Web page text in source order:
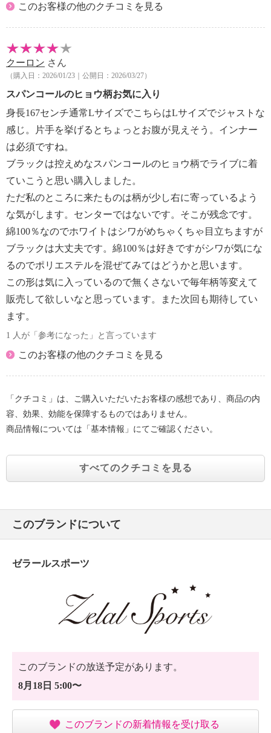
このお客様の他のクチコミを見る
クーロン さん
（購入日：2026/01/23｜公開日：2026/03/27）
スパンコールのヒョウ柄お気に入り
身長167センチ通常LサイズでこちらはLサイズでジャストな
感じ。片手を挙げるとちょっとお腹が見えそう。インナー
は必須ですね。
ブラックは控えめなスパンコールのヒョウ柄でライブに着
ていこうと思い購入しました。
ただ私のところに来たものは柄が少し右に寄っているよう
な気がします。センターではないです。そこが残念です。
綿100％なのでホワイトはシワがめちゃくちゃ目立ちますが
ブラックは大丈夫です。綿100％は好きですがシワが気にな
るのでポリエステルを混ぜてみてはどうかと思います。
この形は気に入っているので無くさないで毎年柄等変えて
販売して欲しいなと思っています。また次回も期待してい
ます。
1 人が「参考になった」と言っています
このお客様の他のクチコミを見る
「クチコミ」は、ご購入いただいたお客様の感想であり、商品の内
容、効果、効能を保障するものではありません。
商品情報については「基本情報」にてご確認ください。
すべてのクチコミを見る
このブランドについて
ゼラールスポーツ
このブランドの放送予定があります。
8月18日 5:00〜
このブランドの新着情報を受け取る